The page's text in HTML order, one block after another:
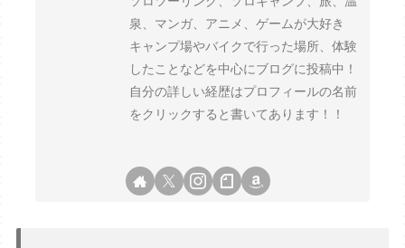
泉、マンガ、アニメ、ゲームが大好き
キャンプ場やバイクで行った場所、体験
したことなどを中心にブログに投稿中！
自分の詳しい経歴はプロフィールの名前
をクリックすると書いてあります！！